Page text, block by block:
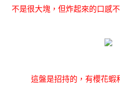
不是很大塊，但炸起來的口感
這盤是招持的，有櫻花蝦